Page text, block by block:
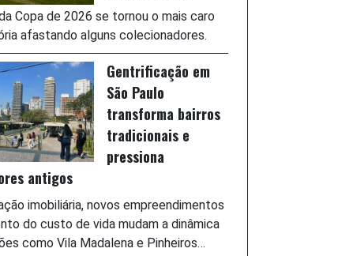
Copa de 2026 se tornou o mais caro
afastando alguns colecionadores.
Gentrificação em
São Paulo
transforma bairros
tradicionais e
pressiona
antigos
imobiliária, novos empreendimentos
do custo de vida mudam a dinâmica
como Vila Madalena e Pinheiros…